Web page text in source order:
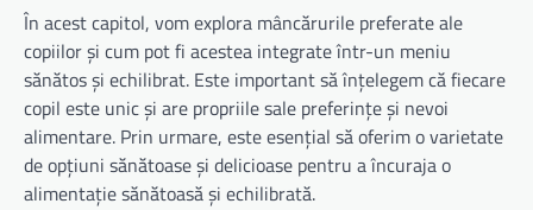
În acest capitol, vom explora mâncărurile preferate ale
copiilor și cum pot fi acestea integrate într-un meniu
sănătos și echilibrat. Este important să înțelegem că fiecare
copil este unic și are propriile sale preferințe și nevoi
alimentare. Prin urmare, este esențial să oferim o varietate
de opțiuni sănătoase și delicioase pentru a încuraja o
alimentație sănătoasă și echilibrată.